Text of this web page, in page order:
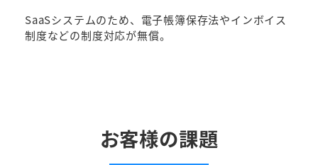
SaaSシステムのため、電子帳簿保存法やインボイス
制度などの制度対応が無償。
お客様の課題